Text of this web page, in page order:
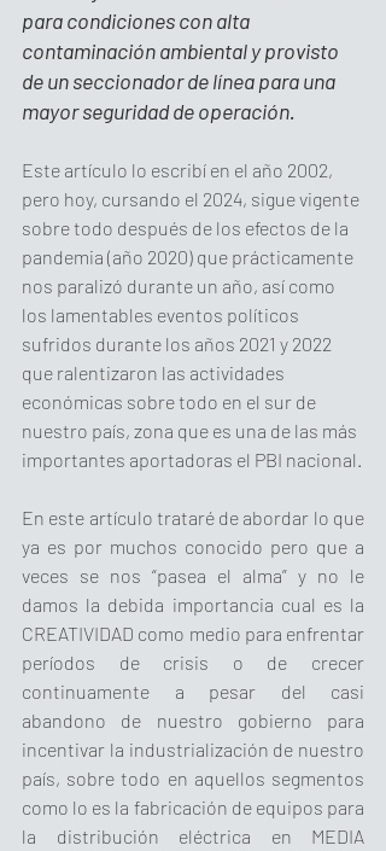
para condiciones con alta
contaminación ambiental y provisto
de un seccionador de línea para una
mayor seguridad de operación.
Este artículo lo escribí en el año 2002,
pero hoy, cursando el 2024, sigue vigente
sobre todo después de los efectos de la
pandemia (año 2020) que prácticamente
nos paralizó durante un año, así como
los lamentables eventos políticos
sufridos durante los años 2021 y 2022
que ralentizaron las actividades
económicas sobre todo en el sur de
nuestro país, zona que es una de las más
importantes aportadoras el PBI nacional.
En este artículo trataré de abordar lo que
ya es por muchos conocido pero que a
veces se nos “pasea el alma” y no le
damos la debida importancia cual es la
CREATIVIDAD como medio para enfrentar
períodos de crisis o de crecer
continuamente a pesar del casi
abandono de nuestro gobierno para
incentivar la industrialización de nuestro
país, sobre todo en aquellos segmentos
como lo es la fabricación de equipos para
la distribución eléctrica en MEDIA